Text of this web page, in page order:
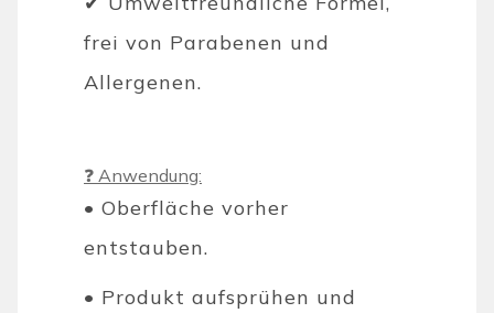
frei von Parabenen und
Allergenen.
❓ Anwendung:
• Oberfläche vorher
entstauben.
• Produkt aufsprühen und